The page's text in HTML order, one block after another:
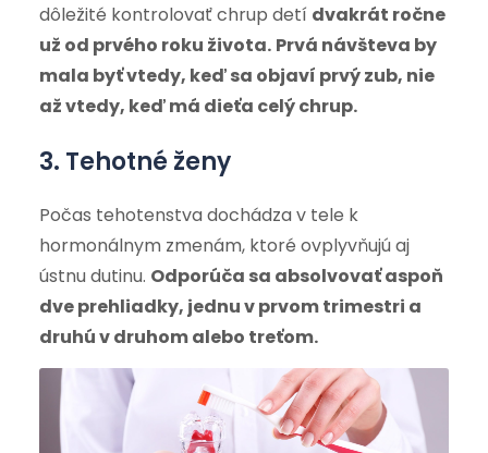
dôležité kontrolovať chrup detí dvakrát ročne
už od prvého roku života. Prvá návšteva by
mala byť vtedy, keď sa objaví prvý zub, nie
až vtedy, keď má dieťa celý chrup.
3. Tehotné ženy
Počas tehotenstva dochádza v tele k
hormonálnym zmenám, ktoré ovplyvňujú aj
ústnu dutinu. Odporúča sa absolvovať aspoň
dve prehliadky, jednu v prvom trimestri a
druhú v druhom alebo treťom.